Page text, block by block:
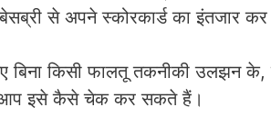
से अपने स्कोरकार्ड का इंतजार
बिना किसी फालतू तकनीकी उलझन के,
आप इसे कैसे चेक कर सकते हैं।